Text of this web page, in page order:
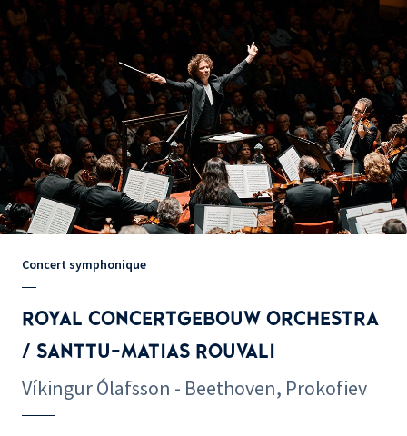
Concert symphonique
ROYAL CONCERTGEBOUW ORCHESTRA
/ SANTTU-MATIAS ROUVALI
Víkingur Ólafsson - Beethoven, Prokofiev